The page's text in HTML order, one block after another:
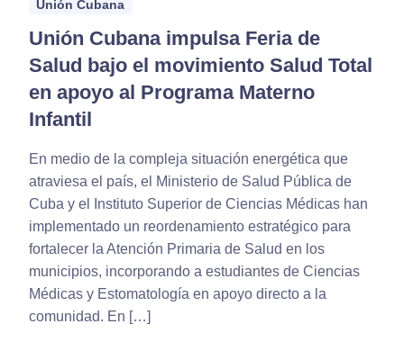
Unión Cubana
Unión Cubana impulsa Feria de
Salud bajo el movimiento Salud Total
en apoyo al Programa Materno
Infantil
En medio de la compleja situación energética que
atraviesa el país, el Ministerio de Salud Pública de
Cuba y el Instituto Superior de Ciencias Médicas han
implementado un reordenamiento estratégico para
fortalecer la Atención Primaria de Salud en los
municipios, incorporando a estudiantes de Ciencias
Médicas y Estomatología en apoyo directo a la
comunidad. En […]